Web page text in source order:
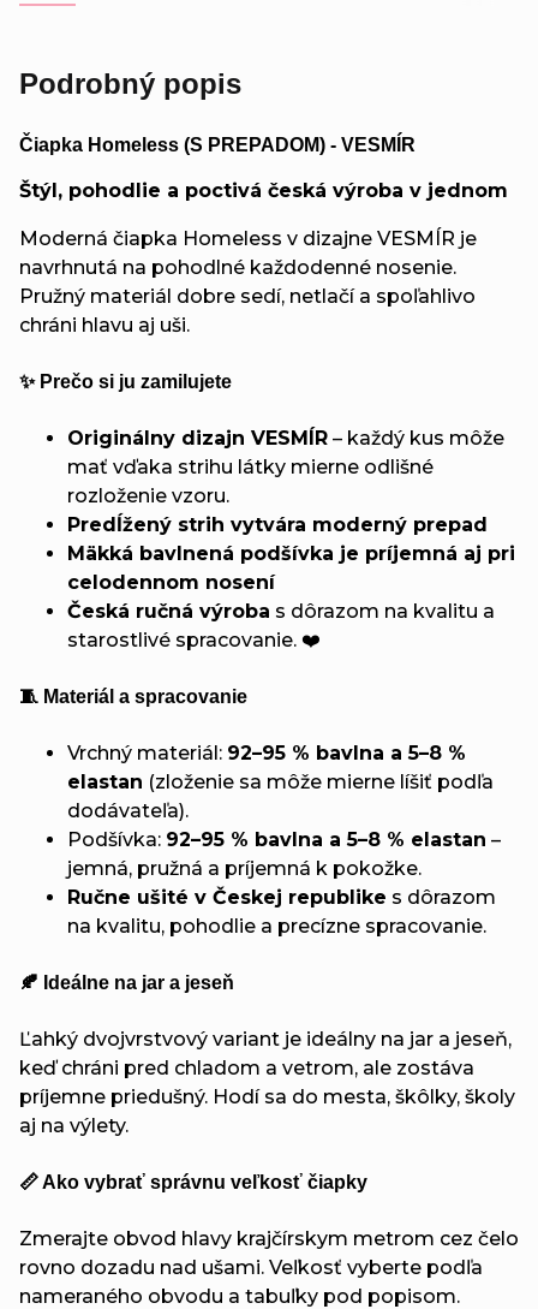
Podrobný popis
Čiapka Homeless (S PREPADOM) - VESMÍR
Štýl, pohodlie a poctivá česká výroba v jednom
Moderná čiapka Homeless v dizajne VESMÍR je
navrhnutá na pohodlné každodenné nosenie.
Pružný materiál dobre sedí, netlačí a spoľahlivo
chráni hlavu aj uši.
✨ Prečo si ju zamilujete
Originálny dizajn VESMÍR – každý kus môže
mať vďaka strihu látky mierne odlišné
rozloženie vzoru.
Predĺžený strih vytvára moderný prepad
Mäkká bavlnená podšívka je príjemná aj pri
celodennom nosení
Česká ručná výroba s dôrazom na kvalitu a
starostlivé spracovanie. ❤️
🧵 Materiál a spracovanie
Vrchný materiál: 92–95 % bavlna a 5–8 %
elastan (zloženie sa môže mierne líšiť podľa
dodávateľa).
Podšívka: 92–95 % bavlna a 5–8 % elastan –
jemná, pružná a príjemná k pokožke.
Ručne ušité v Českej republike s dôrazom
na kvalitu, pohodlie a precízne spracovanie.
🍂 Ideálne na jar a jeseň
Ľahký dvojvrstvový variant je ideálny na jar a jeseň,
keď chráni pred chladom a vetrom, ale zostáva
príjemne priedušný. Hodí sa do mesta, škôlky, školy
aj na výlety.
📏 Ako vybrať správnu veľkosť čiapky
Zmerajte obvod hlavy krajčírskym metrom cez čelo
rovno dozadu nad ušami. Veľkosť vyberte podľa
nameraného obvodu a tabuľky pod popisom.